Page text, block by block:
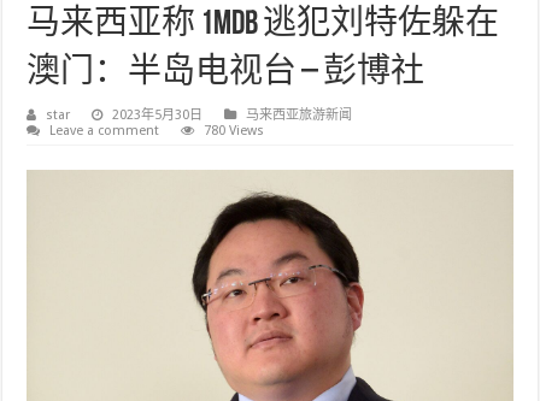
马来西亚称 1MDB 逃犯刘特佐躲在
澳门：半岛电视台 – 彭博社
star 2023年5月30日
马来西亚旅游新闻
Leave a comment
780 Views